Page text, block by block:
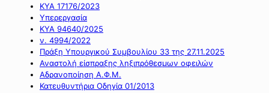
ΚΥΑ 17176/2023
Υπερεργασία
ΚΥΑ 94640/2025
ν. 4994/2022
Πράξη Υπουργικού Συμβουλίου 33 της 27.11.2025
Αναστολή είσπραξης ληξιπρόθεσμων οφειλών
Αδρανοποίηση Α.Φ.Μ.
Κατευθυντήρια Οδηγία 01/2013